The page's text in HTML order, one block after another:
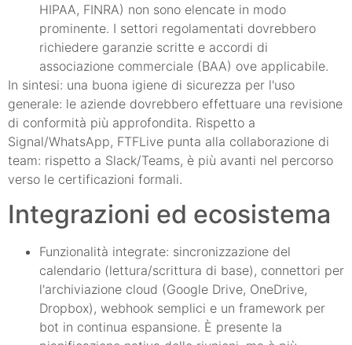
HIPAA, FINRA) non sono elencate in modo
prominente. I settori regolamentati dovrebbero
richiedere garanzie scritte e accordi di
associazione commerciale (BAA) ove applicabile.
In sintesi: una buona igiene di sicurezza per l'uso
generale: le aziende dovrebbero effettuare una revisione
di conformità più approfondita. Rispetto a
Signal/WhatsApp, FTFLive punta alla collaborazione di
team: rispetto a Slack/Teams, è più avanti nel percorso
verso le certificazioni formali.
Integrazioni ed ecosistema
Funzionalità integrate: sincronizzazione del
calendario (lettura/scrittura di base), connettori per
l'archiviazione cloud (Google Drive, OneDrive,
Dropbox), webhook semplici e un framework per
bot in continua espansione. È presente la